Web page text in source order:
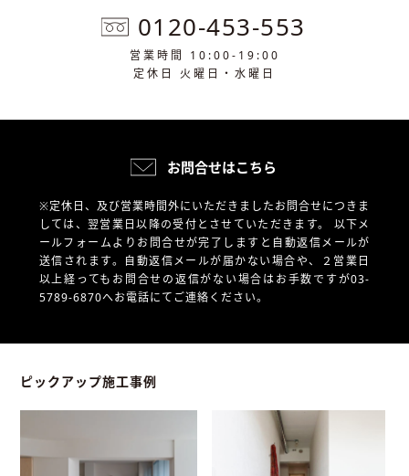
0120-453-553
営業時間 10:00-19:00
定休日 火曜日・水曜日
お問合せはこちら
※定休日、及び営業時間外にいただきましたお問合せにつきま
しては、翌営業日以降の受付とさせていただきます。 以下メ
ールフォームよりお問合せが完了しますと自動返信メールが
送信されます。自動返信メールが届かない場合や、
２営業日
以上経ってもお問合せの返信がない場合はお手数ですが03-
5789-6870へお電話にてご連絡ください。
ピックアップ施工事例